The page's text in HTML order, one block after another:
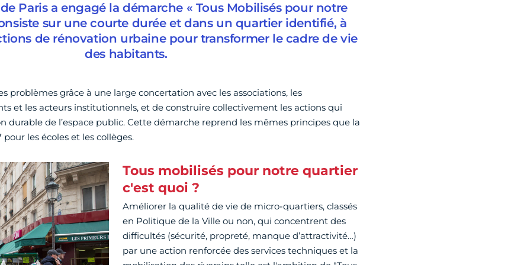
Paris a engagé la démarche « Tous Mobilisés pour notre
sur une courte durée et dans un quartier identifié, à
de rénovation urbaine pour transformer le cadre de vie
des habitants.
problèmes grâce à une large concertation avec les associations, les
et les acteurs institutionnels, et de construire collectivement les actions qui
durable de l’espace public. Cette démarche reprend les mêmes principes que la
les écoles et les collèges.
Tous mobilisés pour notre quartier
c'est quoi ?
Améliorer la qualité de vie de micro-quartiers, classés
en Politique de la Ville ou non, qui concentrent des
difficultés (sécurité, propreté, manque d’attractivité…)
par une action renforcée des services techniques et la